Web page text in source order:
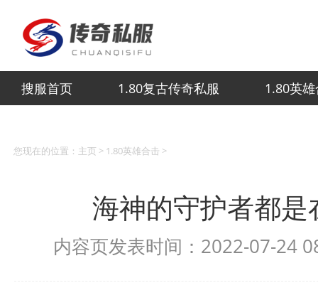
搜服首页 1.80复古传奇私服 1.80英
您现在的位置： 主页 > 1.80英雄合击 >
海神的守护者都
内容页发表时间：2022-07-24